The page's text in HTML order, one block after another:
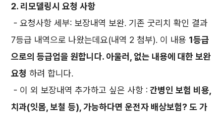
2. 리모델링시 요청 사항
- 요청사항 세부: 보장내역 보완. 기존 굿리치 확인 결과
7등급 내역으로 나왔는데요(내역 2 첨부). 이 내용 1등급
으로의 등급업을 원합니다. 아울러, 없는 내용에 대한 보완
요청 하려 합니다.
- 이 외 보장내역 추가하고 싶은 사항 : 간병인 보험 비용,
치과(잇몸, 보철 등), 가능하다면 운전자 배상보험? 도 가